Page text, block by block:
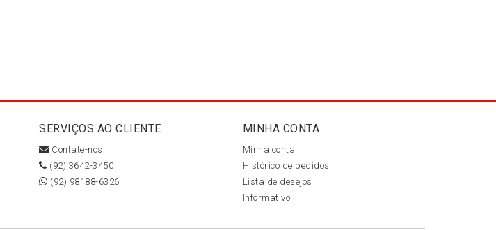
SERVIÇOS AO CLIENTE
Contate-nos
(92) 3642-3450
(92) 98188-6326
MINHA CONTA
Minha conta
Histórico de pedidos
Lista de desejos
Informativo